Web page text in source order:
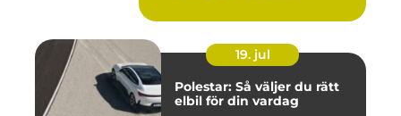
19. jul
Polestar: Så väljer du rätt
elbil för din vardag